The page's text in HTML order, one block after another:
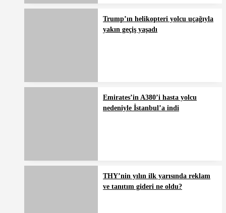
Trump’ın helikopteri yolcu uçağıyla
yakın geçiş yaşadı
Emirates’in A380’i hasta yolcu
nedeniyle İstanbul’a indi
THY’nin yılın ilk yarısında reklam
ve tanıtım gideri ne oldu?